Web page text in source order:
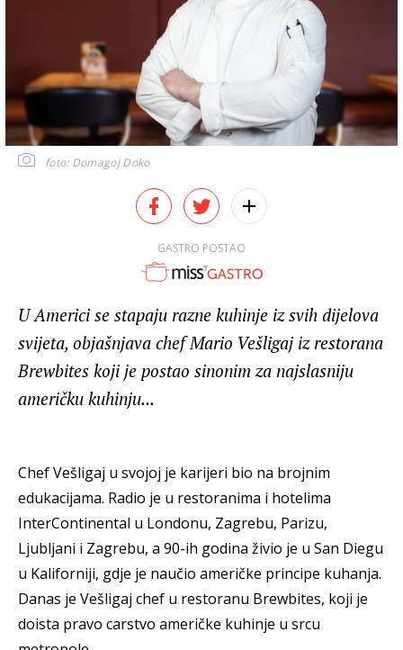
foto: Domagoj Doko
GASTRO POSTAO
U Americi se stapaju razne kuhinje iz svih dijelova
svijeta, objašnjava chef Mario Vešligaj iz restorana
Brewbites koji je postao sinonim za najslasniju
američku kuhinju...
Chef Vešligaj u svojoj je karijeri bio na brojnim
edukacijama. Radio je u restoranima i hotelima
InterContinental u Londonu, Zagrebu, Parizu,
Ljubljani i Zagrebu, a 90-ih godina živio je u San Diegu
u Kaliforniji, gdje je naučio američke principe kuhanja.
Danas je Vešligaj chef u restoranu Brewbites, koji je
doista pravo carstvo američke kuhinje u srcu